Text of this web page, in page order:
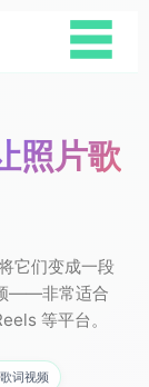
☰
照片歌
它们变成一段
——非常适合
等平台。
词视频